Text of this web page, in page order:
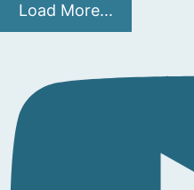
Load More...